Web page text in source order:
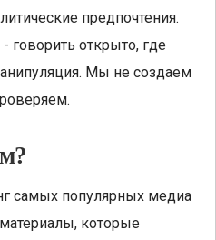
предпочтения.
говорить открыто, где
Мы не создаем
самых популярных медиа
которые